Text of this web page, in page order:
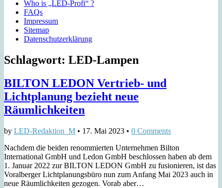
Who is „LED-Profi“ ?
FAQs
Impressum
Sitemap
Datenschutzerklärung
Schlagwort: LED-Lampen
BILTON LEDON Vertrieb- und
Lichtplanung bezieht neue
Räumlichkeiten
by LED-Redaktion_M • 17. Mai 2023 • 0 Comments
Nachdem die beiden renommierten Unternehmen Bilton
International GmbH und Ledon GmbH beschlossen haben ab dem
1. Januar 2022 zur BILTON LEDON GmbH zu fusionieren, ist das
Voralberger Lichtplanungsbüro nun zum Anfang Mai 2023 auch in
neue Räumlichkeiten gezogen. Vorab aber…